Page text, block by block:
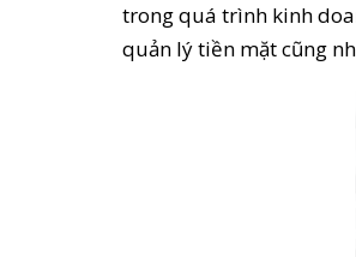
trong quá trình kinh
quản lý tiền mặt cũng